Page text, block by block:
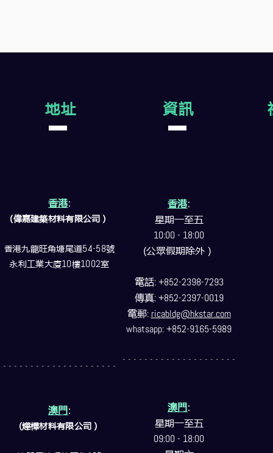
地址
香港:
(偉嘉建築材料有限公司）
香港九龍旺角塘尾道54-58號
永利工業大廈10樓1002室
- - - - - - - - - - - - - - - - - - - - -
澳門:
(燁樺材料有限公司）
資訊
香港:
星期一至五
10:00 - 18:00
(公眾假期除外）
電話: +852-2398-7293
傳真: +852-2397-0019
電郵: ricabldg@hkstar.com
whatsapp: +852-9165-5989
- - - - - - - - - - - - - - - - - - - - -
澳門:
星期一至五
09:00 - 18:00